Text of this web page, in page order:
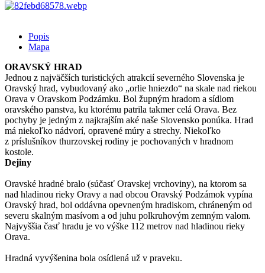
Popis
Mapa
ORAVSKÝ HRAD
Jednou z najväčších turistických atrakcií severného Slovenska je
Oravský hrad, vybudovaný ako „orlie hniezdo“ na skale nad riekou
Orava v Oravskom Podzámku. Bol župným hradom a sídlom
oravského panstva, ku ktorému patrila takmer celá Orava. Bez
pochyby je jedným z najkrajším aké naše Slovensko ponúka. Hrad
má niekoľko nádvorí, opravené múry a strechy. Niekoľko
z príslušníkov thurzovskej rodiny je pochovaných v hradnom
kostole.
Dejiny
Oravské hradné bralo (súčasť Oravskej vrchoviny), na ktorom sa
nad hladinou rieky Oravy a nad obcou Oravský Podzámok vypína
Oravský hrad, bol oddávna opevneným hradiskom, chráneným od
severu skalným masívom a od juhu polkruhovým zemným valom.
Najvyššia časť hradu je vo výške 112 metrov nad hladinou rieky
Orava.
Hradná vyvýšenina bola osídlená už v praveku.